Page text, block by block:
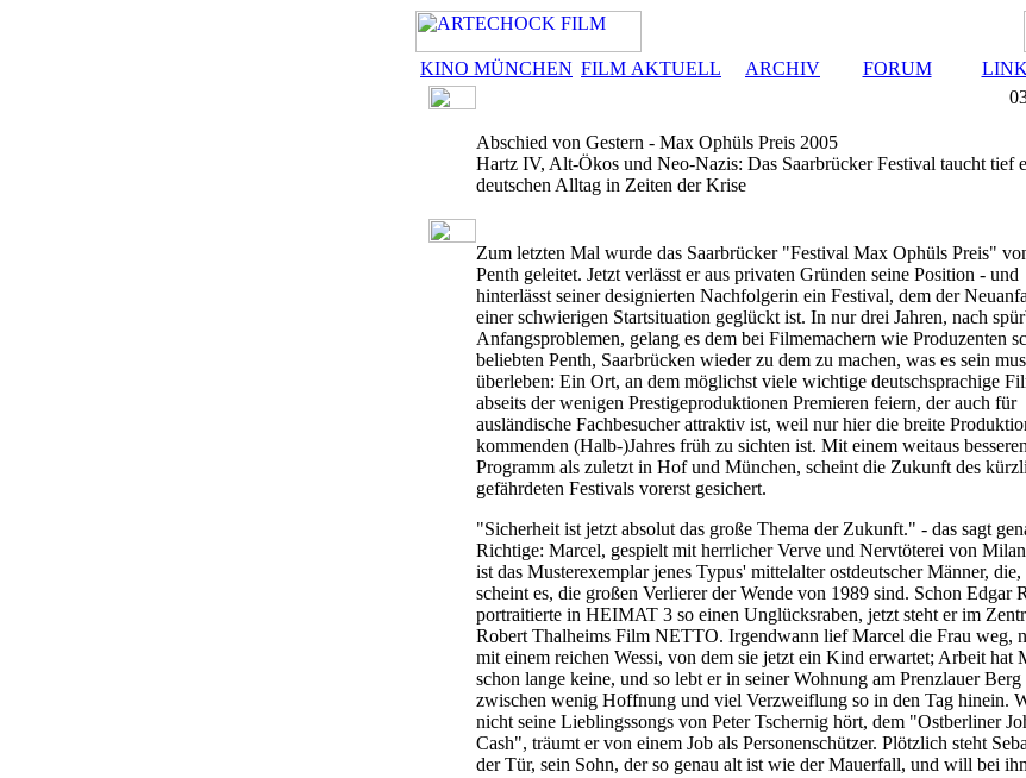
KINO MÜNCHEN FILM AKTUELL ARCHIV FORUM
Abschied von Gestern - Max Ophüls Preis 2005
Hartz IV, Alt-Ökos und Neo-Nazis: Das Saarbrücker Festival taucht tief
deutschen Alltag in Zeiten der Krise
Zum letzten Mal wurde das Saarbrücker "Festival Max Ophüls Preis"
Penth geleitet. Jetzt verlässt er aus privaten Gründen seine Position - und
hinterlässt seiner designierten Nachfolgerin ein Festival, dem der
einer schwierigen Startsituation geglückt ist. In nur drei Jahren, nach
Anfangsproblemen, gelang es dem bei Filmemachern wie Produzenten
beliebten Penth, Saarbrücken wieder zu dem zu machen, was es sein
überleben: Ein Ort, an dem möglichst viele wichtige deutschsprachige
abseits der wenigen Prestigeproduktionen Premieren feiern, der auch für
ausländische Fachbesucher attraktiv ist, weil nur hier die breite
kommenden (Halb-)Jahres früh zu sichten ist. Mit einem weitaus besseren
Programm als zuletzt in Hof und München, scheint die Zukunft des
gefährdeten Festivals vorerst gesichert.
"Sicherheit ist jetzt absolut das große Thema der Zukunft." - das sagt
Richtige: Marcel, gespielt mit herrlicher Verve und Nervtöterei von Milan
ist das Musterexemplar jenes Typus' mittelalter ostdeutscher Männer, die,
scheint es, die großen Verlierer der Wende von 1989 sind. Schon Edgar
portraitierte in HEIMAT 3 so einen Unglücksraben, jetzt steht er im
Robert Thalheims Film NETTO. Irgendwann lief Marcel die Frau weg,
mit einem reichen Wessi, von dem sie jetzt ein Kind erwartet; Arbeit hat
schon lange keine, und so lebt er in seiner Wohnung am Prenzlauer Berg
zwischen wenig Hoffnung und viel Verzweiflung so in den Tag hinein.
nicht seine Lieblingssongs von Peter Tschernig hört, dem "Ostberliner
Cash", träumt er von einem Job als Personenschützer. Plötzlich steht
der Tür, sein Sohn, der so genau alt ist wie der Mauerfall, und will bei